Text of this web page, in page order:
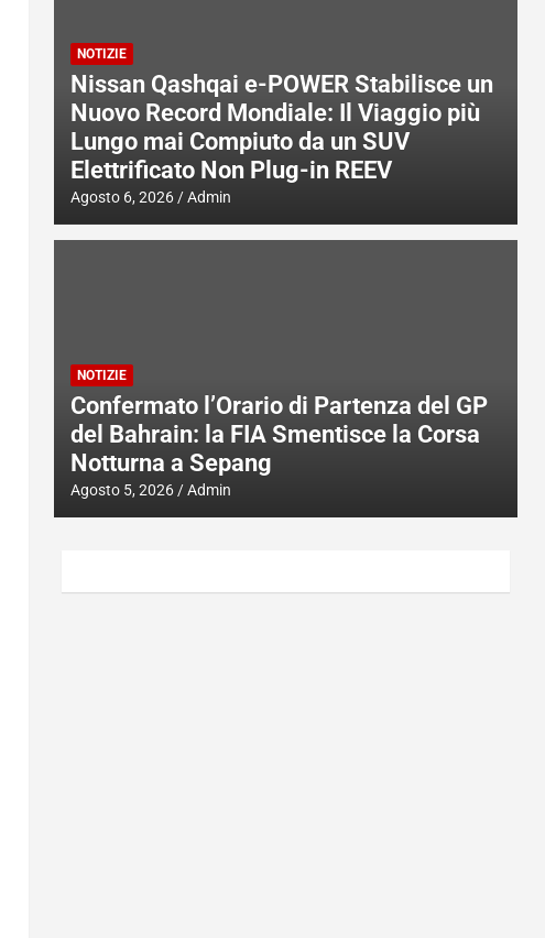
NOTIZIE
Nissan Qashqai e-POWER Stabilisce un
Nuovo Record Mondiale: Il Viaggio più
Lungo mai Compiuto da un SUV
Elettrificato Non Plug-in REEV
Agosto 6, 2026 Admin
NOTIZIE
Confermato l’Orario di Partenza del GP
del Bahrain: la FIA Smentisce la Corsa
Notturna a Sepang
Agosto 5, 2026 Admin